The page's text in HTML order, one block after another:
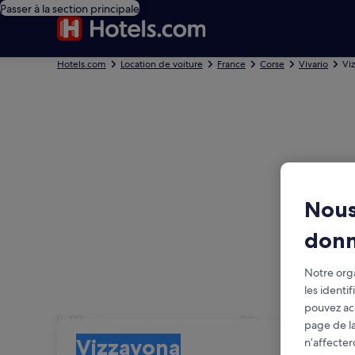
Passer à la section principale
Hotels.com Location de voiture France Corse Vivario
Vizzavona : voitures
Vizzavona
Notre
les
pouvez
page de